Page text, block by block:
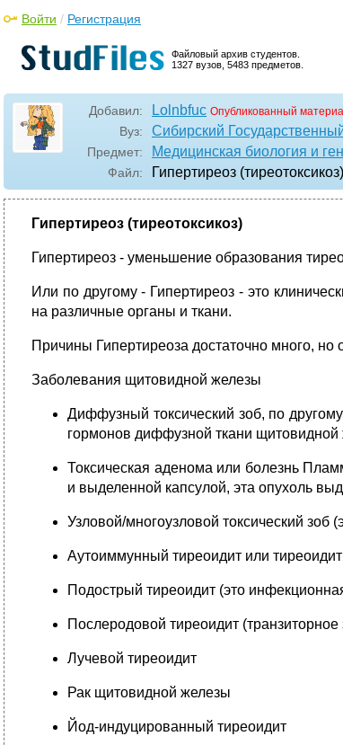
Файловый архив студентов.
1327 вузов, 5483 предметов.
Войти / Регистрация
Добавил: Lolnbfuc Опубликованный
Вуз: Сибирский
Предмет: Медицинская биология и
Файл: Гипертиреоз (тиреотоксикоз)
Гипертиреоз (тиреотоксикоз)
Гипертиреоз - уменьшение образования
Или по другому - Гипертиреоз - это
на различные органы и ткани.
Причины Гипертиреоза достаточно много, но
Заболевания щитовидной железы
Диффузный токсический зоб, по
гормонов диффузной ткани
Токсическая аденома или болезнь
и выделенной капсулой, эта опухоль
Узловой/многоузловой токсический зоб
Аутоиммунный тиреоидит или
Подострый тиреоидит (это
Послеродовой тиреоидит
Лучевой тиреоидит
Рак щитовидной железы
Йод-индуцированный тиреоидит